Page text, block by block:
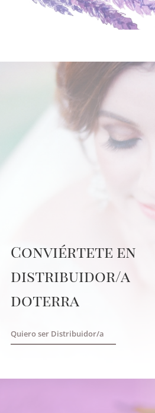
Conviértete en
distribuidor/a
doterra
Quiero ser Distribuidor/a